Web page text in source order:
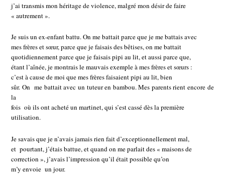
j’ai transmis mon héritage de violence, malgré mon désir de faire
« autrement ».
Je suis un ex-enfant battu. On me battait parce que je me battais avec
mes frères et sœur, parce que je faisais des bêtises, on me battait
quotidiennement parce que je faisais pipi au lit, et aussi parce que,
étant l’aînée, je montrais le mauvais exemple à mes frères et sœurs :
c’est à cause de moi que mes frères faisaient pipi au lit, bien
sûr. On me battait avec un tuteur en bambou. Mes parents rient encore de
la
fois où ils ont acheté un martinet, qui s’est cassé dès la première
utilisation.
Je savais que je n’avais jamais rien fait d’exceptionnellement mal,
et pourtant, j’étais battue, et quand on me parlait des « maisons de
correction », j’avais l’impression qu’il était possible qu’on
m’y envoie un jour.